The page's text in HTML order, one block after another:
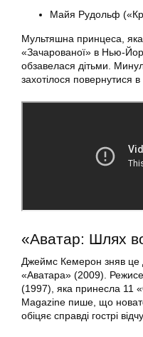
Майя Рудольф
Мультяшна принцеса,
«Зачарованої» в Нью-
обзавелася дітьми.
захотілося повернутися в
«Аватар: Шлях
Джеймс Кемерон зняв це
«Аватара» (2009).
(1997), яка принесла 11
Magazine пише, що
обіцяє справді гострі